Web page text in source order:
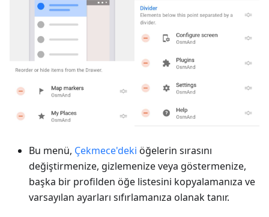
Bu menü, Çekmece'deki öğelerin sırasını
değiştirmenize, gizlemenize veya göstermenize,
başka bir profilden öğe listesini kopyalamanıza ve
varsayılan ayarları sıfırlamanıza olanak tanır.